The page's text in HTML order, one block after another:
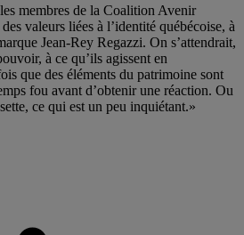
membres de la Coalition Avenir
valeurs liées à l’identité québécoise, à
Jean-Rey Regazzi. On s’attendrait,
à ce qu’ils agissent en
que des éléments du patrimoine sont
fou avant d’obtenir une réaction. Ou
ce qui est un peu inquiétant.»